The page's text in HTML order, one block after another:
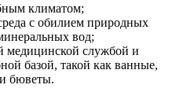
климатом;
с обилием природных
вод;
медицинской службой и
базой, такой как ванные,
бюветы.